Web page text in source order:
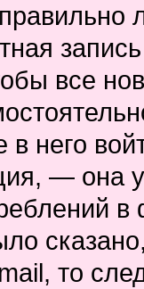
все
в него
— она
то